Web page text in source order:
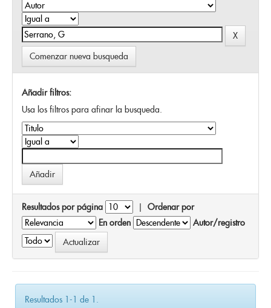
Comenzar nueva busqueda
Añadir filtros:
Usa los filtros para afinar la busqueda.
Resultados por página | Ordenar por
En orden
Autor/registro
Resultados 1-1 de 1.